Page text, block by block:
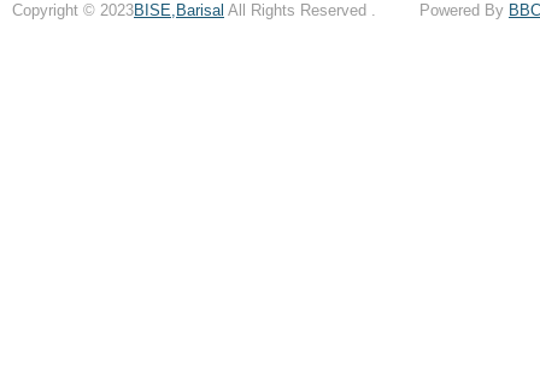
Copyright © 2023BISE,Barisal All Rights Reserved . Powered By